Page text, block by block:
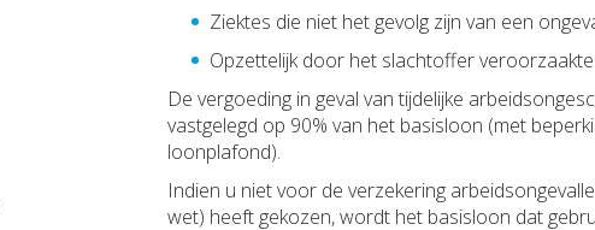
Ziektes die niet het gevolg zijn van een
Opzettelijk door het slachtoffer
De vergoeding in geval van tijdelijke
vastgelegd op 90% van het basisloon (met
loonplafond).
Indien u niet voor de verzekering
wet) heeft gekozen, wordt het basisloon dat